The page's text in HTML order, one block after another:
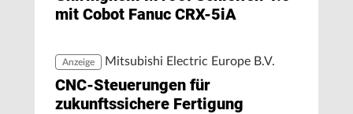
mit Cobot Fanuc CRX-5iA
Anzeige Mitsubishi Electric Europe B.V.
CNC-Steuerungen für
zukunftssichere Fertigung